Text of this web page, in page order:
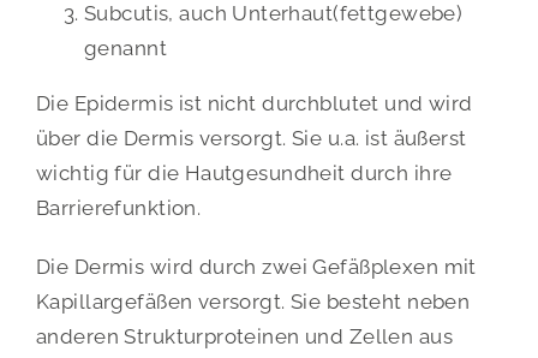
Subcutis, auch Unterhaut(fettgewebe)
genannt
Die Epidermis ist nicht durchblutet und wird
über die Dermis versorgt. Sie u.a. ist äußerst
wichtig für die Hautgesundheit durch ihre
Barrierefunktion.
Die Dermis wird durch zwei Gefäßplexen mit
Kapillargefäßen versorgt. Sie besteht neben
anderen Strukturproteinen und Zellen aus